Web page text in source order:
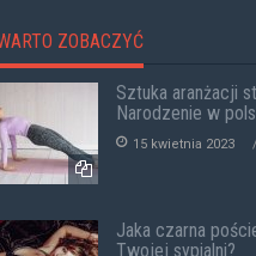
ZOBACZYĆ
Sztuka aranżacji
Narodzenie w
15 kwietnia 2023
Jaka czarna
Twojej sypialni?